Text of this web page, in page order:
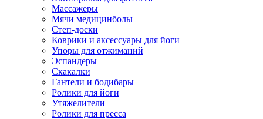
Массажеры
Мячи медицинболы
Степ-доски
Коврики и аксессуары для йоги
Упоры для отжиманий
Эспандеры
Скакалки
Гантели и бодибары
Ролики для йоги
Утяжелители
Ролики для пресса